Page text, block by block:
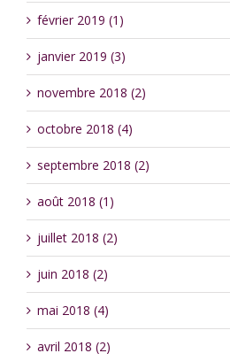
février 2019 (1)
janvier 2019 (3)
novembre 2018 (2)
octobre 2018 (4)
septembre 2018 (2)
août 2018 (1)
juillet 2018 (2)
juin 2018 (2)
mai 2018 (4)
avril 2018 (2)